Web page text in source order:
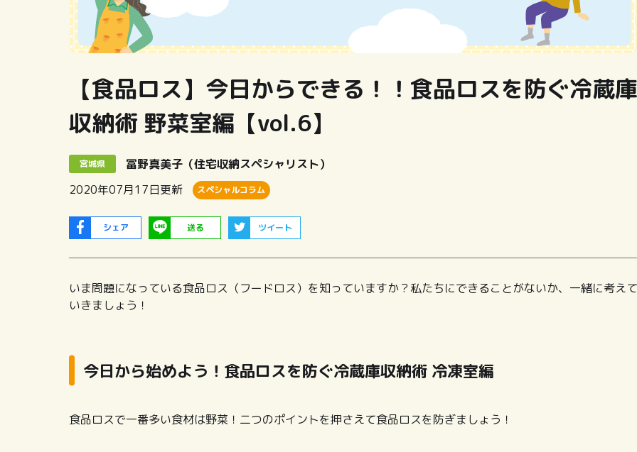
【食品ロス】今日からできる！！食品ロスを防ぐ冷蔵庫
収納術 野菜室編【vol.6】
宮城県
冨野真美子（住宅収納スペシャリスト）
2020年07月17日更新 スペシャルコラム
シェア 送る ツイート
いま問題になっている食品ロス（フードロス）を知っていますか？私たちにできることがないか、一緒に考えて
いきましょう！
今日から始めよう！食品ロスを防ぐ冷蔵庫収納術 冷凍室編
食品ロスで一番多い食材は野菜！二つのポイントを押さえて食品ロスを防ぎましょう！